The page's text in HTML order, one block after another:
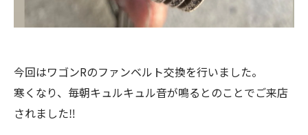
今回はワゴンRのファンベルト交換を行いました。
寒くなり、毎朝キュルキュル音が鳴るとのことでご来店
されました‼️